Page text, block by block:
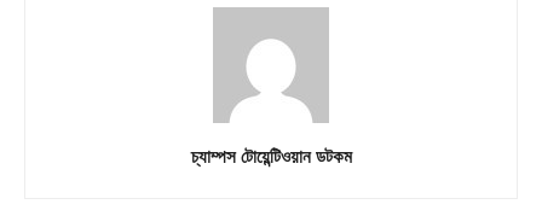
চ্যাম্পস টোয়েন্টিওয়ান ডটকম